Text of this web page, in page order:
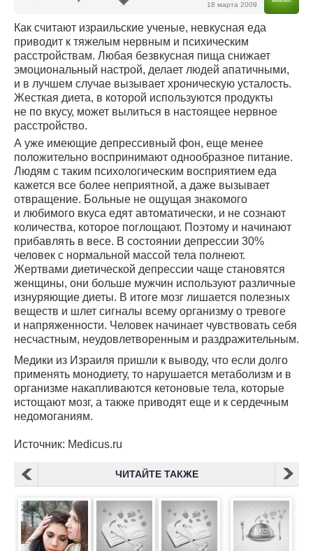
18 марта 2009
Как считают израильские ученые, невкусная еда
приводит к тяжелым нервным и психическим
расстройствам. Любая безвкусная пища снижает
эмоциональный настрой, делает людей апатичными,
и в лучшем случае вызывает хроническую усталость.
Жесткая диета, в которой используются продукты
не по вкусу, может вылиться в настоящее нервное
расстройство.
А уже имеющие депрессивный фон, еще менее
положительно воспринимают однообразное питание.
Людям с таким психологическим восприятием еда
кажется все более неприятной, а даже вызывает
отвращение. Больные не ощущая знакомого
и любимого вкуса едят автоматически, и не сознают
количества, которое поглощают. Поэтому и начинают
прибавлять в весе. В состоянии депрессии 30%
человек с нормальной массой тела полнеют.
Жертвами диетической депрессии чаще становятся
женщины, они больше мужчин используют различные
изнуряющие диеты. В итоге мозг лишается полезных
веществ и шлет сигналы всему организму о тревоге
и напряженности. Человек начинает чувствовать себя
несчастным, неудовлетворенным и раздражительным.
Медики из Израиля пришли к выводу, что если долго
применять монодиету, то нарушается метаболизм и в
организме накапливаются кетоновые тела, которые
истощают мозг, а также приводят еще и к сердечным
недомоганиям.
Источник: Medicus.ru
ЧИТАЙТЕ ТАКЖЕ